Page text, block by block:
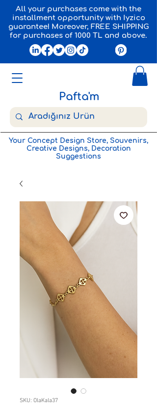
Pafta'm
All your purchases come with the
installment opportunity with Iyzico
guarantee! Moreover, FREE SHIPPING
for purchases of 1000 TL and above.
Your Concept Design Store, Souvenirs,
Creative Designs, Decoration
Suggestions
SKU: OlaKala37